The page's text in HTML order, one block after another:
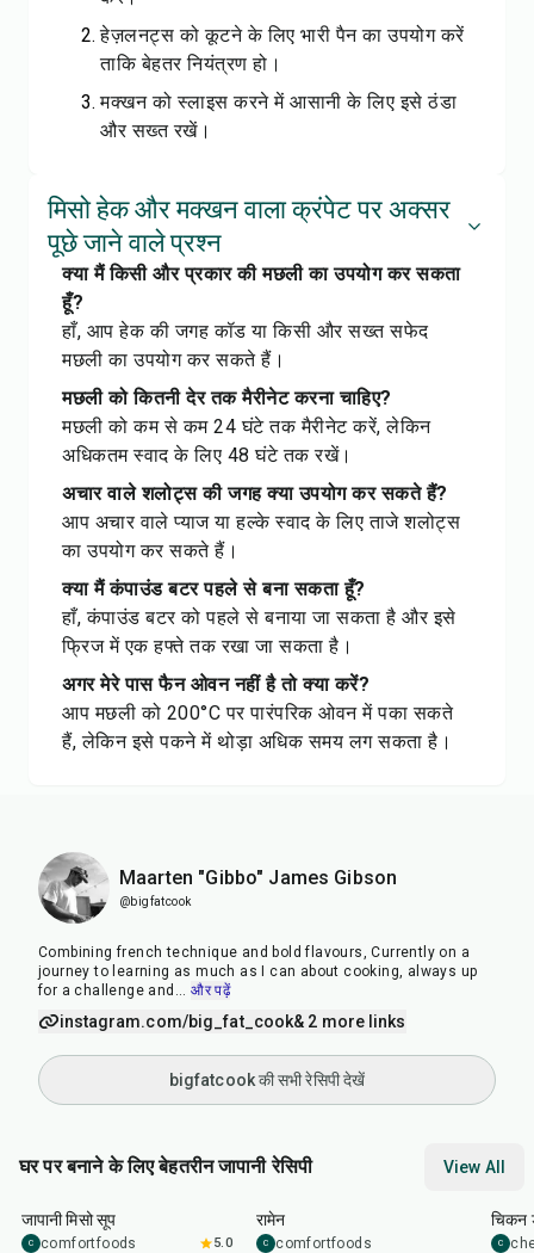
हेज़लनट्स को कूटने के लिए भारी पैन का उपयोग करें
ताकि बेहतर नियंत्रण हो।
मक्खन को स्लाइस करने में आसानी के लिए इसे ठंडा
और सख्त रखें।
मिसो हेक और मक्खन वाला क्रंपेट पर अक्सर
पूछे जाने वाले प्रश्न
क्या मैं किसी और प्रकार की मछली का उपयोग कर सकता
हूँ?
हाँ, आप हेक की जगह कॉड या किसी और सख्त सफेद
मछली का उपयोग कर सकते हैं।
मछली को कितनी देर तक मैरीनेट करना चाहिए?
मछली को कम से कम 24 घंटे तक मैरीनेट करें, लेकिन
अधिकतम स्वाद के लिए 48 घंटे तक रखें।
अचार वाले शलोट्स की जगह क्या उपयोग कर सकते हैं?
आप अचार वाले प्याज या हल्के स्वाद के लिए ताजे शलोट्स
का उपयोग कर सकते हैं।
क्या मैं कंपाउंड बटर पहले से बना सकता हूँ?
हाँ, कंपाउंड बटर को पहले से बनाया जा सकता है और इसे
फ्रिज में एक हफ्ते तक रखा जा सकता है।
अगर मेरे पास फैन ओवन नहीं है तो क्या करें?
आप मछली को 200°C पर पारंपरिक ओवन में पका सकते
हैं, लेकिन इसे पकने में थोड़ा अधिक समय लग सकता है।
Maarten "Gibbo" James Gibson
@bigfatcook
Combining french technique and bold flavours, Currently on a
journey to learning as much as I can about cooking, always up
for a challenge and ...और पढ़ें
instagram.com/big_fat_cook& 2 more links
bigfatcook की सभी रेसिपी देखें
घर पर बनाने के लिए बेहतरीन जापानी रेसिपी View All
min
जापानी मिसो सूप
C comfortfoods 5.0
45 min
रामेन
C comfortfoods
चिकन
C